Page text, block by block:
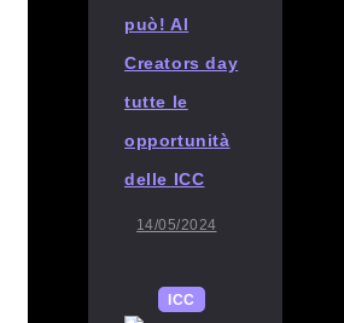
può! Al
Creators day
tutte le
opportunità
delle ICC
14/05/2024
ICC